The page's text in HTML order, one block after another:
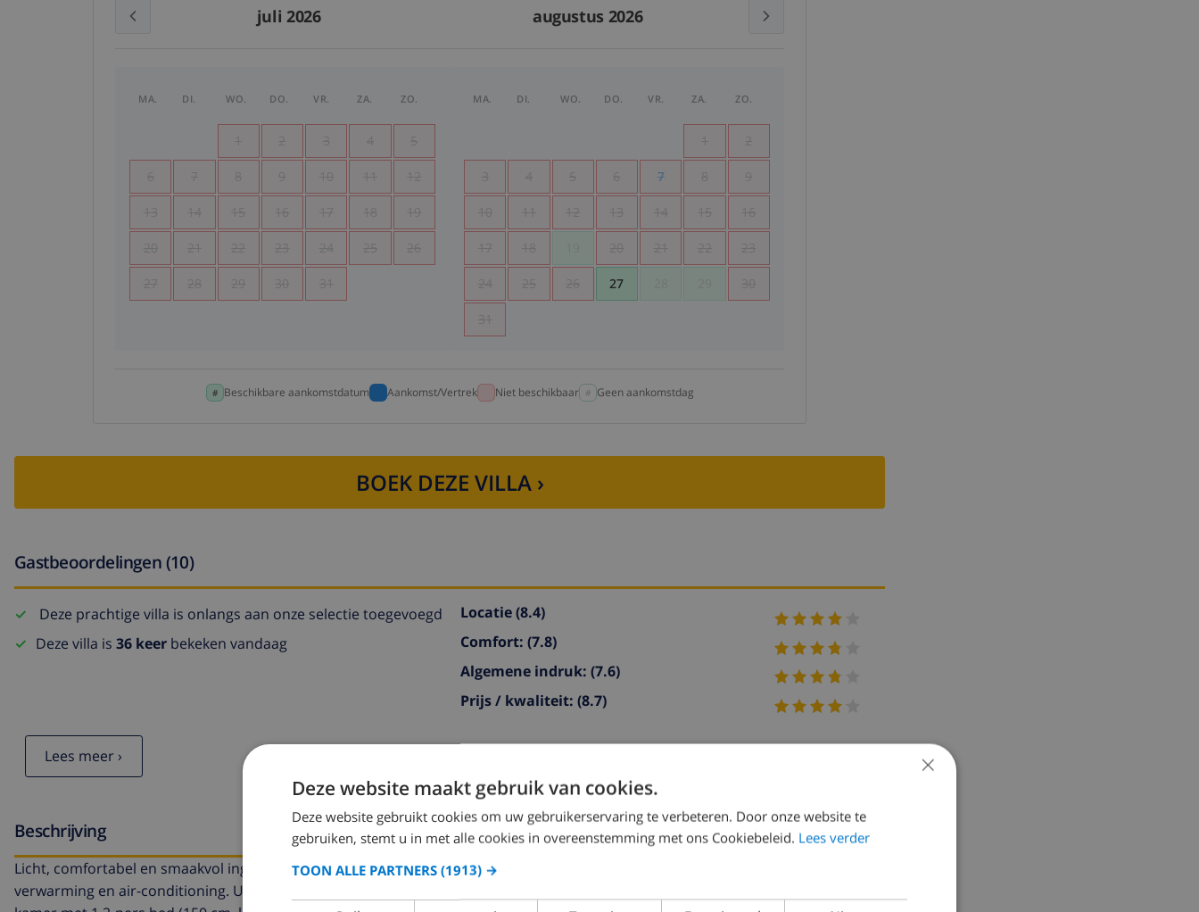
juli 2026 augustus 2026
MA. DI. WO. DO. VR. ZA. ZO.
1 2 3 4 5
6 7 8 9 10 11 12
13 14 15 16 17 18 19
20 21 22 23 24 25 26
27 28 29 30 31
MA. DI. WO. DO. VR. ZA. ZO.
1 2
3 4 5 6 7 8 9
10 11 12 13 14 15 16
17 18 20 21 22 23
24 25 26 27 30
31
Beschikbare aankomstdatum Aankomst/Vertrek Niet beschikbaar Geen aankomstdag
BOEK DEZE VILLA ›
Gastbeoordelingen (10)
Deze prachtige villa is onlangs aan onze selectie toegevoegd
Deze villa is 36 keer bekeken vandaag
Locatie(8.4)
Comfort: (7.8)
Algemene indruk: (7.6)
Prijs / kwaliteit: (8.7)
Lees meer ›
Beschrijving
Licht, comfortabel en smaakvol ingericht: woon-/eetkamer met eettafel, bar, TV, internationale TV-zenders, elektrische
verwarming en air-conditioning. Uitgang naar het terras. 1 kamer met 1 uitschuifbaar bed (2 x 90 cm, lengte 190 cm), ventilator. 1
×
Deze website maakt gebruik van cookies.
Deze website gebruikt cookies om uw gebruikerservaring te verbeteren. Door onze website te
gebruiken, stemt u in met alle cookies in overeenstemming met ons Cookiebeleid. Lees verder
TOON ALLE PARTNERS (1913) →